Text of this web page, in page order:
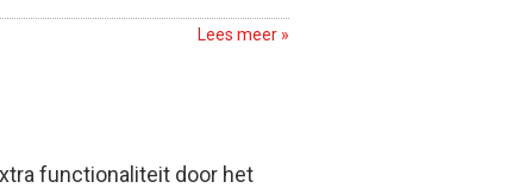
Lees meer »
functionaliteit door het